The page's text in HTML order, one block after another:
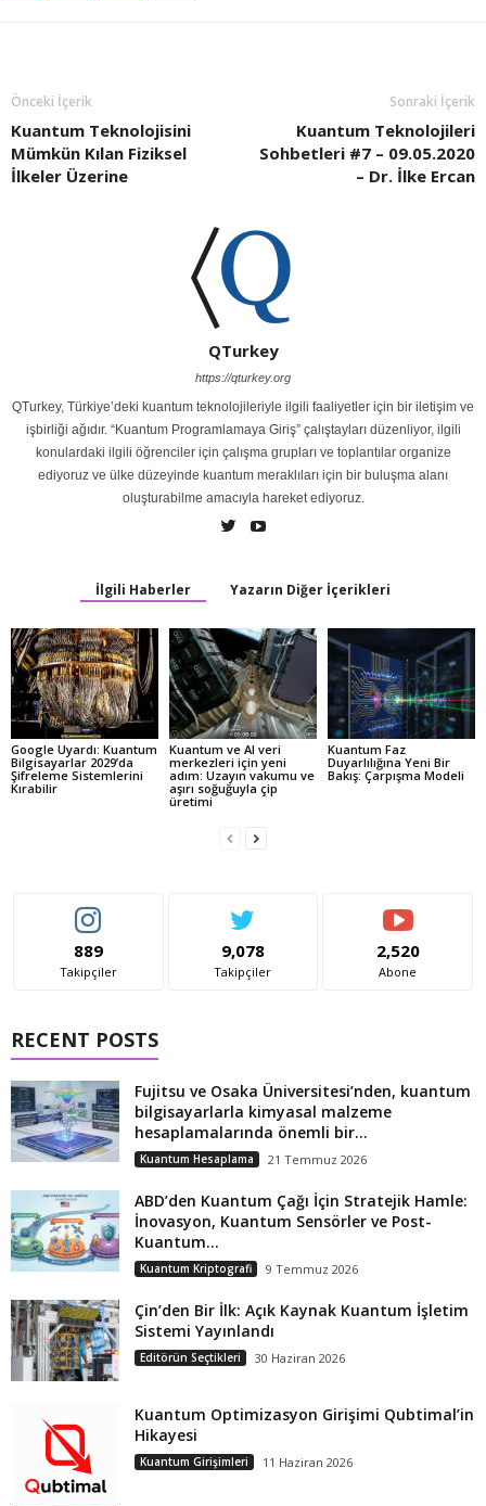
Önceki İçerik
Kuantum Teknolojisini
Mümkün Kılan Fiziksel
İlkeler Üzerine
Sonraki İçerik
Kuantum Teknolojileri
Sohbetleri #7 – 09.05.2020
– Dr. İlke Ercan
QTurkey
https://qturkey.org
QTurkey, Türkiye’deki kuantum teknolojileriyle ilgili faaliyetler için bir iletişim ve
işbirliği ağıdır. “Kuantum Programlamaya Giriş” çalıştayları düzenliyor, ilgili
konulardaki ilgili öğrenciler için çalışma grupları ve toplantılar organize
ediyoruz ve ülke düzeyinde kuantum meraklıları için bir buluşma alanı
oluşturabilme amacıyla hareket ediyoruz.
İlgili Haberler Yazarın Diğer İçerikleri
Google Uyardı: Kuantum
Bilgisayarlar 2029’da
Şifreleme Sistemlerini
Kırabilir
Kuantum ve AI veri
merkezleri için yeni
adım: Uzayın vakumu ve
aşırı soğuğuyla çip
üretimi
Kuantum Faz
Duyarlılığına Yeni Bir
Bakış: Çarpışma Modeli
889
Takipçiler
9,078
Takipçiler
2,520
Abone
RECENT POSTS
Fujitsu ve Osaka Üniversitesi’nden, kuantum
bilgisayarlarla kimyasal malzeme
hesaplamalarında önemli bir...
Kuantum Hesaplama 21 Temmuz 2026
ABD’den Kuantum Çağı İçin Stratejik Hamle:
İnovasyon, Kuantum Sensörler ve Post-
Kuantum...
Kuantum Kriptografi 9 Temmuz 2026
Çin’den Bir İlk: Açık Kaynak Kuantum İşletim
Sistemi Yayınlandı
Editörün Seçtikleri 30 Haziran 2026
Kuantum Optimizasyon Girişimi Qubtimal’in
Hikayesi
Kuantum Girişimleri 11 Haziran 2026